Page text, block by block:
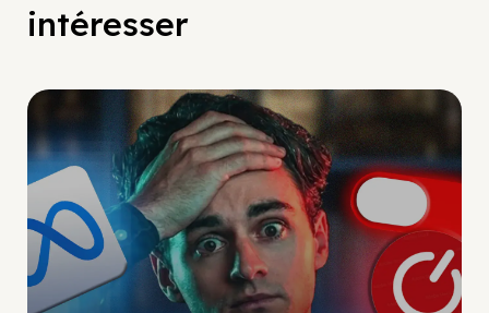
intéresser
Social Scaling